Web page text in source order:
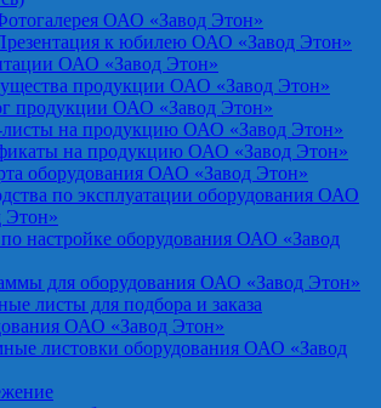
ОАО «Завод Этон»
к юбилею ОАО «Завод Этон»
ОАО «Завод Этон»
продукции ОАО «Завод Этон»
продукции ОАО «Завод Этон»
на продукцию ОАО «Завод Этон»
на продукцию ОАО «Завод Этон»
оборудования ОАО «Завод Этон»
по эксплуатации оборудования ОАО
Этон»
настройке оборудования ОАО «Завод
для оборудования ОАО «Завод Этон»
листы для подбора и заказа
ОАО «Завод Этон»
листовки оборудования ОАО «Завод